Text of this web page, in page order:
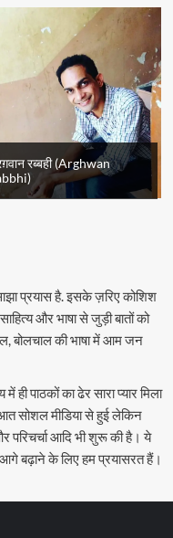
रब्बही (Arghwan
प्रयास है. इसके ज़रिए कोशिश
और भाषा से जुड़ी बातों को
बोलचाल की भाषा में आम जन
ही पाठकों का ढेर सारा प्यार मिला
सोशल मीडिया से हुई लेकिन
परिचर्चा आदि भी शुरू की है। ये
बढ़ाने के लिए हम प्रयासरत हैं।